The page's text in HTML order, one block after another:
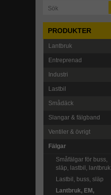
PRODUKTER
Lantbruk
Entreprenad
Industri
Lastbil
Smådäck
Slangar & fälgband
Ventiler & övrigt
Fälgar
Småfälgar för buss,
släp, lastbil, lantbruk
Lastbil, buss, släp
Lantbruk, EM,